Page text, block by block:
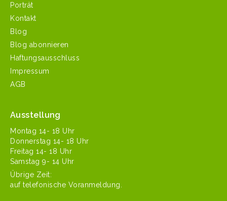
Porträt
Kontakt
Blog
Blog abonnieren
Haftungsausschluss
Impressum
AGB
Ausstellung
Mon­tag 14- 18 Uhr
Don­ner­stag 14- 18 Uhr
Fre­itag 14- 18 Uhr
Sam­stag 9- 14 Uhr
Übrige Zeit:
auf tele­fonis­che Voranmeldung.